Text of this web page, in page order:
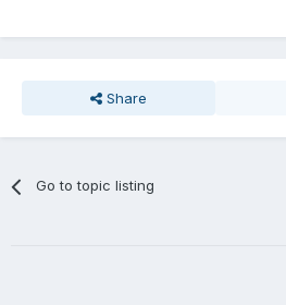
Share
Go to topic listing